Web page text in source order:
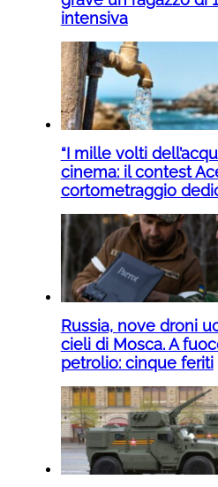
intensiva
“I mille volti
cinema: il contest
cortometraggio
Russia, nove droni
cieli di Mosca. A
petrolio: cinque feriti